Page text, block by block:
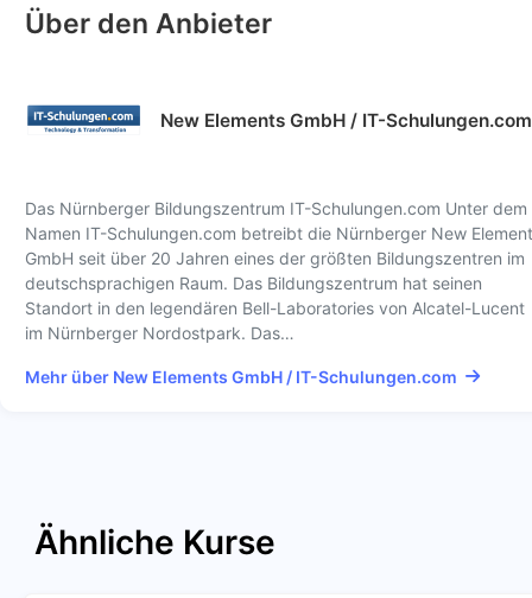
Über den Anbieter
New Elements GmbH / IT-Schulungen.com
Das Nürnberger Bildungszentrum IT-Schulungen.com Unter dem
Namen IT-Schulungen.com betreibt die Nürnberger New
GmbH seit über 20 Jahren eines der größten Bildungszentren im
deutschsprachigen Raum. Das Bildungszentrum hat seinen
Standort in den legendären Bell-Laboratories von Alcatel-Lucent
im Nürnberger Nordostpark. Das…
Mehr über New Elements GmbH / IT-Schulungen.com
Ähnliche Kurse